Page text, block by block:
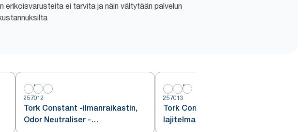
erikoisvarusteita ei tarvita ja näin vältytään palvelun
257012
Tork Constant -ilmanraikastin,
Odor Neutraliser -
257013
Tork Constant -ilmanraikastin,
lajitelma, A3